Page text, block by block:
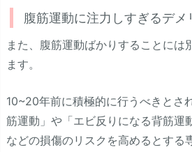
腹筋運動に注力しすぎるデメ
また、腹筋運動ばかりすることには
ます。
10~20年前に積極的に行うべきとさ
筋運動」や「エビ反りになる背筋運
などの損傷のリスクを高めるとする